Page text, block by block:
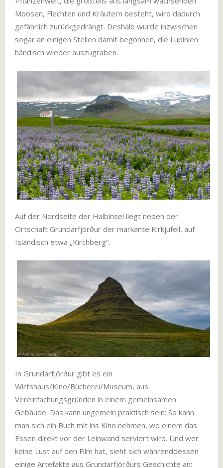
Moosen, Flechten und Kräutern besteht, wird dadurch
gefährlich zurückgedrängt. Deshalb wurde inzwischen
sogar an einigen Stellen damit begonnen, die Lupinien
händisch wieder auszugraben.
Auf der Nordseite der Halbinsel liegt neben der
Ortschaft Grundarfjörður der markante Kirkjufell, auf
Isländisch etwa „Kirchberg“.
In Grundarfjörður gibt es ein
Wirtshaus/Kino/Bücherei/Museum, aus
Vereinfachungsgründen in einem gemeinsamen
Gebäude. Das kann ungemein praktisch sein: So kann
man sich ein Buch mit ins Kino nehmen, wo einem das
Essen direkt vor der Leinwand serviert wird. Und wer
keine Lust auf den Film hat, sieht sich währenddessen
einige Artefakte aus Grundarfjörðurs Geschichte an: